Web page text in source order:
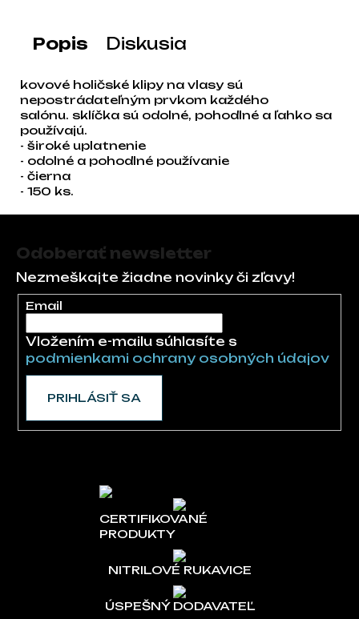
Popis Diskusia
kovové holičské klipy na vlasy sú
nepostrádateľným prvkom každého
salónu. sklíčka sú odolné, pohodlné a ľahko sa
používajú.
- široké uplatnenie
- odolné a pohodlné používanie
- čierna
- 150 ks.
Odoberať newsletter
Nezmeškajte žiadne novinky či zľavy!
Email
Vložením e-mailu súhlasíte s
podmienkami ochrany osobných údajov
PRIHLÁSIŤ SA
CERTIFIKOVANÉ
PRODUKTY
NITRILOVÉ RUKAVICE
ÚSPEŠNÝ DODAVATEĽ